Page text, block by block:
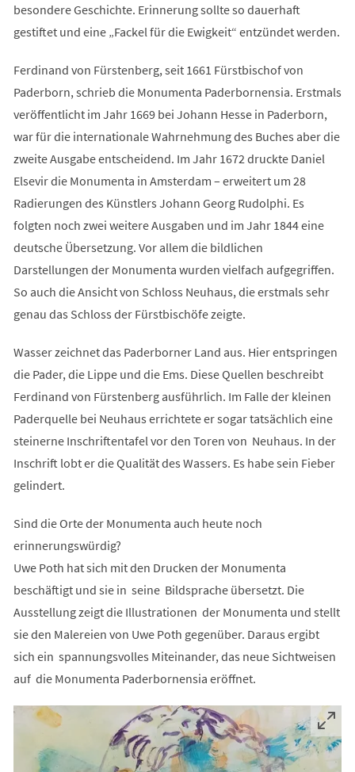
besondere Geschichte. Erinnerung sollte so dauerhaft
gestiftet und eine „Fackel für die Ewigkeit“ entzündet werden.
Ferdinand von Fürstenberg, seit 1661 Fürstbischof von
Paderborn, schrieb die Monumenta Paderbornensia. Erstmals
veröffentlicht im Jahr 1669 bei Johann Hesse in Paderborn,
war für die internationale Wahrnehmung des Buches aber die
zweite Ausgabe entscheidend. Im Jahr 1672 druckte Daniel
Elsevir die Monumenta in Amsterdam – erweitert um 28
Radierungen des Künstlers Johann Georg Rudolphi. Es
folgten noch zwei weitere Ausgaben und im Jahr 1844 eine
deutsche Übersetzung. Vor allem die bildlichen
Darstellungen der Monumenta wurden vielfach aufgegriffen.
So auch die Ansicht von Schloss Neuhaus, die erstmals sehr
genau das Schloss der Fürstbischöfe zeigte.
Wasser zeichnet das Paderborner Land aus. Hier entspringen
die Pader, die Lippe und die Ems. Diese Quellen beschreibt
Ferdinand von Fürstenberg ausführlich. Im Falle der kleinen
Paderquelle bei Neuhaus errichtete er sogar tatsächlich eine
steinerne Inschriftentafel vor den Toren von Neuhaus. In der
Inschrift lobt er die Qualität des Wassers. Es habe sein Fieber
gelindert.
Sind die Orte der Monumenta auch heute noch
erinnerungswürdig?
Uwe Poth hat sich mit den Drucken der Monumenta
beschäftigt und sie in seine Bildsprache übersetzt. Die
Ausstellung zeigt die Illustrationen der Monumenta und stellt
sie den Malereien von Uwe Poth gegenüber. Daraus ergibt
sich ein spannungsvolles Miteinander, das neue Sichtweisen
auf die Monumenta Paderbornensia eröffnet.